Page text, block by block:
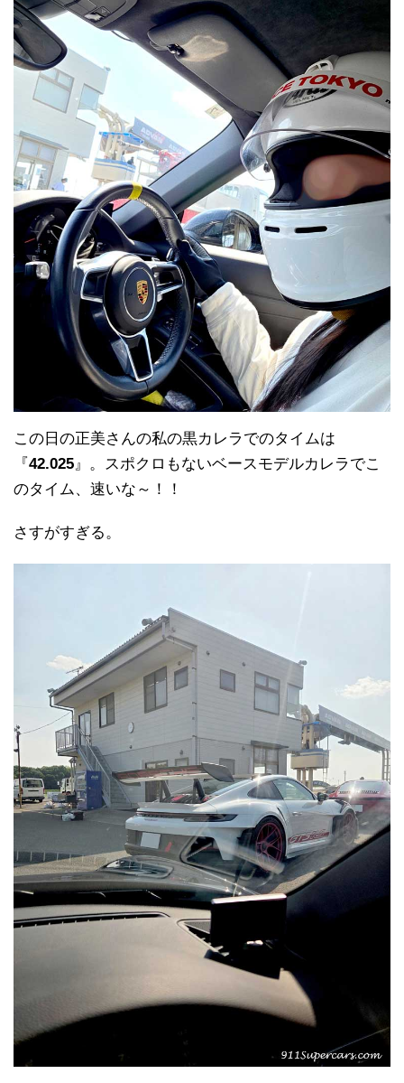
この日の正美さんの私の黒カレラでのタイムは
『42.025』。スポクロもないベースモデルカレラでこ
のタイム、速いな～！！
さすがすぎる。